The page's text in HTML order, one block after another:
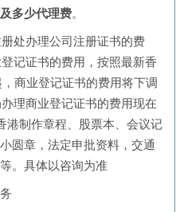
多少代理费。
处办理公司注册证书的费
记证书的费用，按照最新香
商业登记证书的费用将下调
理商业登记证书的费用现在
港制作章程、股票本、会议记
圆章，法定申批资料，交通
。具体以咨询为准